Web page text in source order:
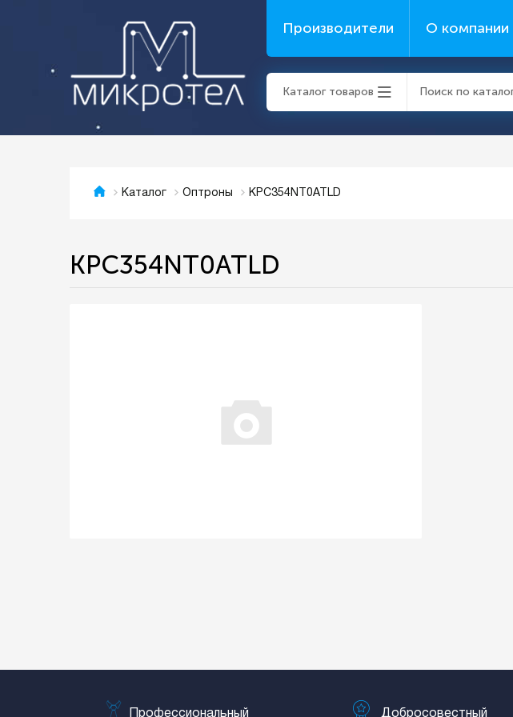
Производители О компании
Каталог товаров
Каталог Оптроны KPC354NT0ATLD
KPC354NT0ATLD
Профессиональный Добросовестный